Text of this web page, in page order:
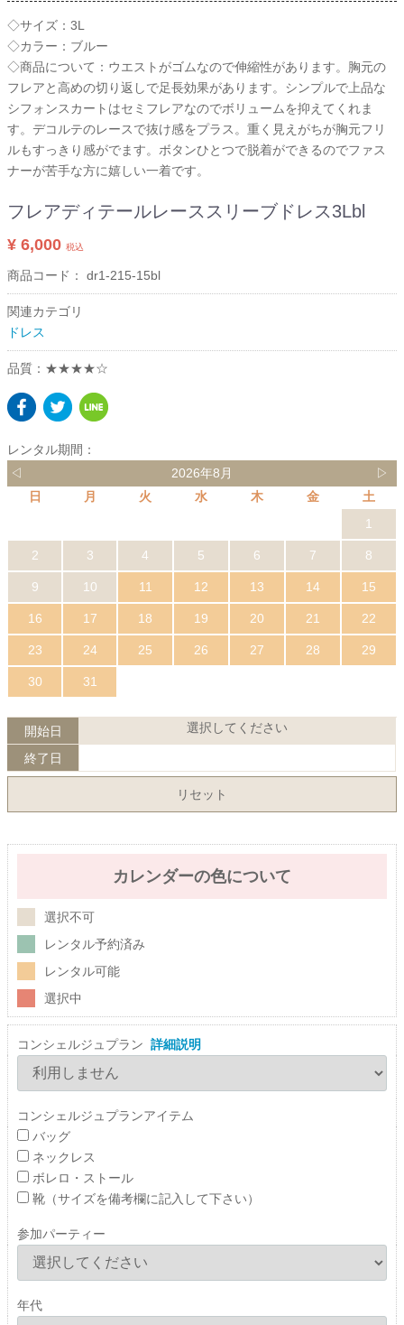
◇サイズ：3L
◇カラー：ブルー
◇商品について：ウエストがゴムなので伸縮性があります。胸元の
フレアと高めの切り返しで足長効果があります。シンプルで上品な
シフォンスカートはセミフレアなのでボリュームを抑えてくれま
す。デコルテのレースで抜け感をプラス。重く見えがちが胸元フリ
ルもすっきり感がでます。ボタンひとつで脱着ができるのでファス
ナーが苦手な方に嬉しい一着です。
フレアディテールレーススリーブドレス3Lbl
¥ 6,000 税込
商品コード： dr1-215-15bl
関連カテゴリ
ドレス
品質：★★★★☆
レンタル期間：
◁
2026年8月
▷
日
月 火 水 木 金
土
1
2 3 4 5 6 7 8
9 10 11 12 13 14 15
16 17 18 19 20 21 22
23 24 25 26 27 28 29
30 31
開始日 選択してください
終了日
リセット
カレンダーの色について
選択不可
レンタル予約済み
レンタル可能
選択中
コンシェルジュプラン 詳細説明
コンシェルジュプランアイテム
バッグ
ネックレス
ボレロ・ストール
靴（サイズを備考欄に記入して下さい）
参加パーティー
年代